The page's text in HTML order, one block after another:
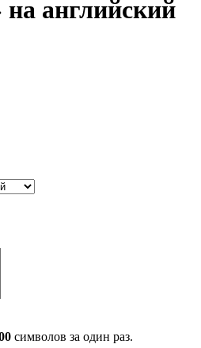
английский
символов за один раз.